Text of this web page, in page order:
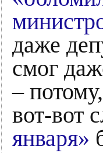
даже
смог
–
вот-вот
января»